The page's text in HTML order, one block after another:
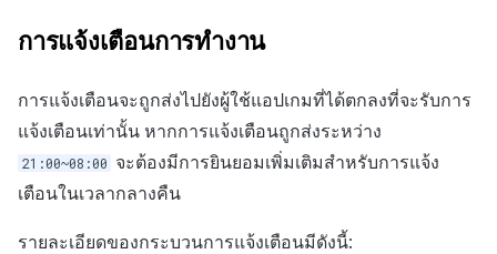
การแจ้งเตือนการทำงาน
การแจ้งเตือนจะถูกส่งไปยังผู้ใช้แอปเกมที่ได้ตกลงที่จะรับการ
แจ้งเตือนเท่านั้น หากการแจ้งเตือนถูกส่งระหว่าง
21:00~08:00 จะต้องมีการยินยอมเพิ่มเติมสำหรับการแจ้ง
เตือนในเวลากลางคืน
รายละเอียดของกระบวนการแจ้งเตือนมีดังนี้: